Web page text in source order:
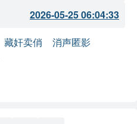
2026-05-25 06:04:33
藏奸卖俏
消声匿影